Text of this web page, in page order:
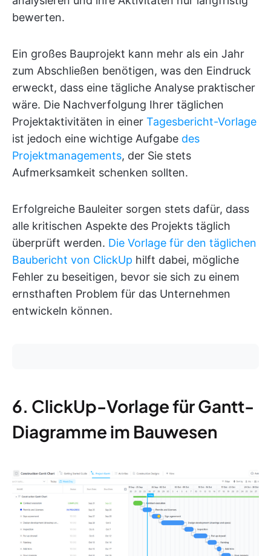
bewerten.
Ein großes Bauprojekt kann mehr als ein Jahr
zum Abschließen benötigen, was den Eindruck
erweckt, dass eine tägliche Analyse praktischer
wäre. Die Nachverfolgung Ihrer täglichen
Projektaktivitäten in einer Tagesbericht-Vorlage
ist jedoch eine wichtige Aufgabe des
Projektmanagements, der Sie stets
Aufmerksamkeit schenken sollten.
Erfolgreiche Bauleiter sorgen stets dafür, dass
alle kritischen Aspekte des Projekts täglich
überprüft werden. Die Vorlage für den täglichen
Baubericht von ClickUp hilft dabei, mögliche
Fehler zu beseitigen, bevor sie sich zu einem
ernsthaften Problem für das Unternehmen
entwickeln können.
6. ClickUp-Vorlage für Gantt-
Diagramme im Bauwesen